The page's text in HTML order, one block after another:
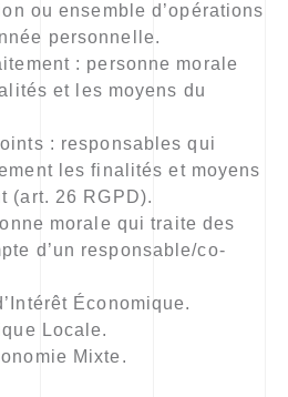
ou ensemble d’opérations
personnelle.
: personne morale
et les moyens du
: responsables qui
les finalités et moyens
(art. 26 RGPD).
morale qui traite des
d’un responsable/co-
Économique.
Locale.
Mixte.